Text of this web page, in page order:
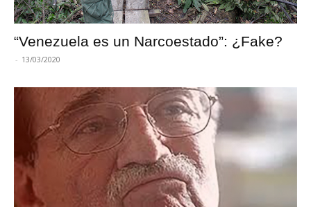
“Venezuela es un Narcoestado”: ¿Fake?
- 13/03/2020